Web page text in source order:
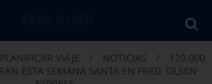
PLANIFICAR VIAJE / NOTICIAS /
120.000
ESTA SEMANA SANTA EN FRED. OLSEN